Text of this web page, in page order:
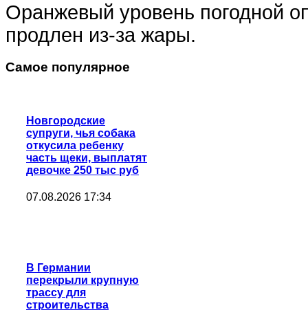
Оранжевый уровень погодной
продлен из-за жары.
Самое популярное
Новгородские
супруги, чья собака
откусила ребенку
часть щеки, выплатят
девочке 250 тыс руб
07.08.2026 17:34
В Германии
перекрыли крупную
трассу для
строительства